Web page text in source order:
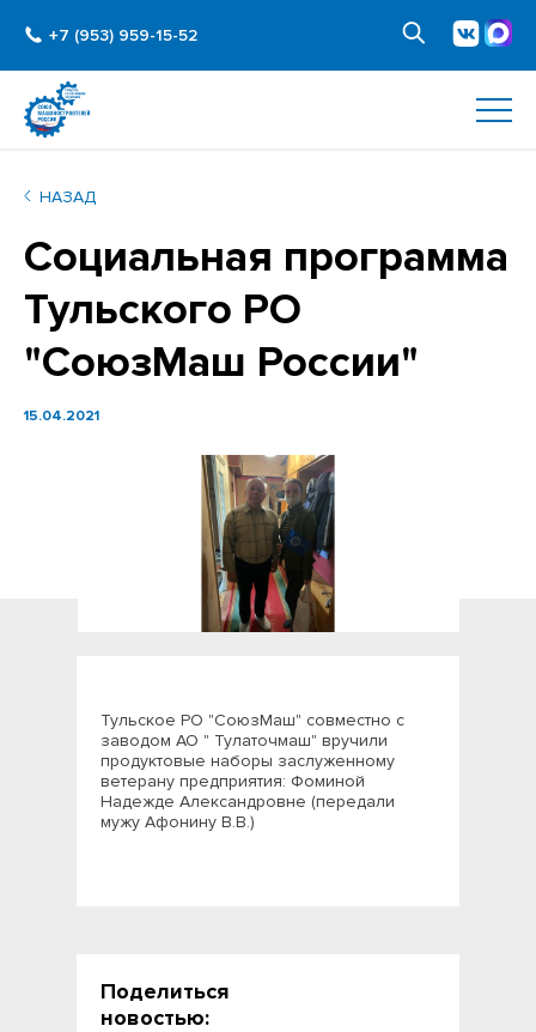
+7 (953) 959-15-52
НАЗАД
Социальная программа
Тульского РО
"СоюзМаш России"
15.04.2021
Тульское РО "СоюзМаш" совместно с
заводом АО " Тулаточмаш" вручили
продуктовые наборы заслуженному
ветерану предприятия: Фоминой
Надежде Александровне (передали
мужу Афонину В.В.)
Поделиться
новостью: